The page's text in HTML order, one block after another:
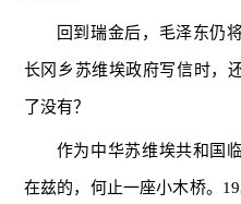
回到瑞金后，毛泽东仍
长冈乡苏维埃政府写信时，
了没有？
作为中华苏维埃共和国
在兹的，何止一座小木桥。